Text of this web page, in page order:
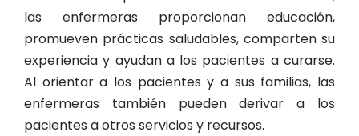
las enfermeras proporcionan educación,
promueven prácticas saludables, comparten su
experiencia y ayudan a los pacientes a curarse.
Al orientar a los pacientes y a sus familias, las
enfermeras también pueden derivar a los
pacientes a otros servicios y recursos.